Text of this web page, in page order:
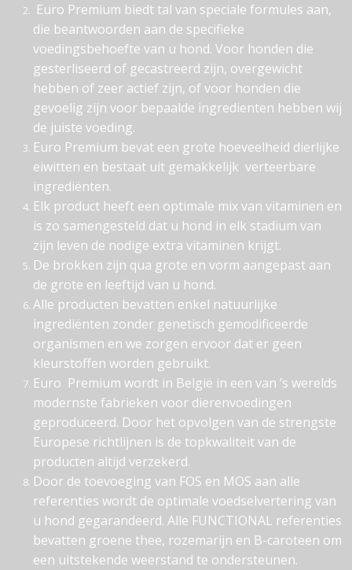
Euro Premium biedt tal van speciale formules aan,
die beantwoorden aan de specifieke
voedingsbehoefte van u hond. Voor honden die
gesterliseerd of gecastreerd zijn, overgewicht
hebben of zeer actief zijn, of voor honden die
gevoelig zijn voor bepaalde ingredienten hebben wij
de juiste voeding.
Euro Premium bevat een grote hoeveelheid dierlijke
eiwitten en bestaat uit gemakkelijk verteerbare
ingrediënten.
Elk product heeft een optimale mix van vitaminen en
is zo samengesteld dat u hond in elk stadium van
zijn leven de nodige extra vitaminen krijgt.
De brokken zijn qua grote en vorm aangepast aan
de grote en leeftijd van u hond.
Alle producten bevatten enkel natuurlijke
ingrediënten zonder genetisch gemodificeerde
organismen en we zorgen ervoor dat er geen
kleurstoffen worden gebruikt.
Euro Premium wordt in België in een van ’s werelds
modernste fabrieken voor dierenvoedingen
geproduceerd. Door het opvolgen van de strengste
Europese richtlijnen is de topkwaliteit van de
producten altijd verzekerd.
Door de toevoeging van FOS en MOS aan alle
referenties wordt de optimale voedselvertering van
u hond gegarandeerd. Alle FUNCTIONAL referenties
bevatten groene thee, rozemarijn en B-caroteen om
een uitstekende weerstand te ondersteunen.